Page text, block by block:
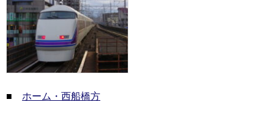
■ ホーム・西船橋方